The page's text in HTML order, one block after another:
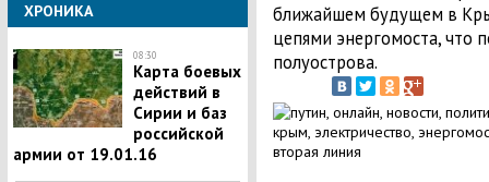
ХРОНИКА
08:30
Карта боевых
действий в
Сирии и баз
российской
армии от 19.01.16
ближайшем будущем в
цепями энергомоста, что
полуострова.